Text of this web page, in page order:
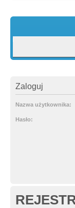
Zaloguj
Nazwa użytkownika:
Hasło: